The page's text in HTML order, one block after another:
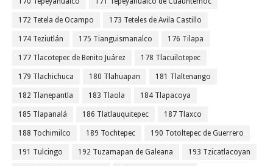
172 Tetela de Ocampo 173 Teteles de Avila Castillo
174 Teziutlán 175 Tianguismanalco 176 Tilapa
177 Tlacotepec de Benito Juárez 178 Tlacuilotepec
179 Tlachichuca 180 Tlahuapan 181 Tlaltenango
182 Tlanepantla 183 Tlaola 184 Tlapacoya
185 Tlapanalá 186 Tlatlauquitepec 187 Tlaxco
188 Tochimilco 189 Tochtepec 190 Totoltepec de Guerrero
191 Tulcingo 192 Tuzamapan de Galeana 193 Tzicatlacoyan